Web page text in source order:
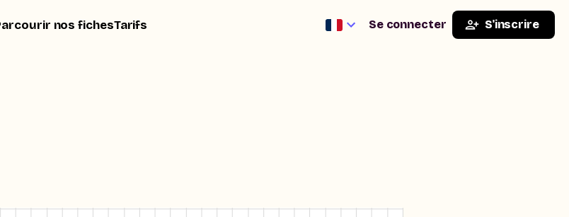
nos fichesTarifs Se connecter S'inscrire